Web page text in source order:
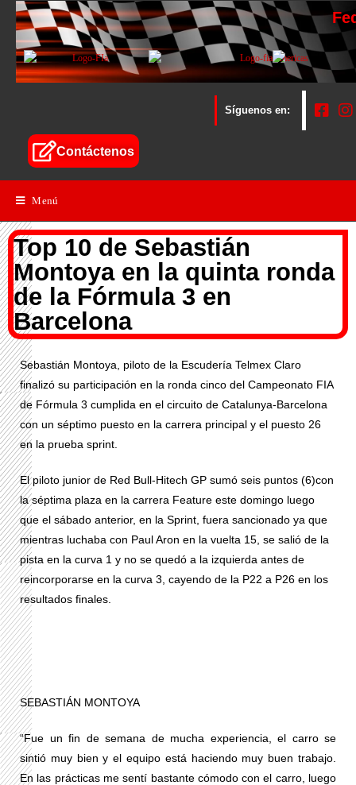
Síguenos en:
Contáctenos
Menú
Top 10 de Sebastián
Montoya en la quinta ronda
de la Fórmula 3 en
Barcelona
Sebastián Montoya, piloto de la Escudería Telmex Claro
finalizó su participación en la ronda cinco del Campeonato FIA
de Fórmula 3 cumplida en el circuito de Catalunya-Barcelona
con un séptimo puesto en la carrera principal y el puesto 26
en la prueba sprint.
El piloto junior de Red Bull-Hitech GP sumó seis puntos (6)con
la séptima plaza en la carrera Feature este domingo luego
que el sábado anterior, en la Sprint, fuera sancionado ya que
mientras luchaba con Paul Aron en la vuelta 15, se salió de la
pista en la curva 1 y no se quedó a la izquierda antes de
reincorporarse en la curva 3, cayendo de la P22 a P26 en los
resultados finales.
SEBASTIÁN MONTOYA
“Fue un fin de semana de mucha experiencia, el carro se
sintió muy bien y el equipo está haciendo muy buen trabajo.
En las prácticas me sentí bastante cómodo con el carro, luego